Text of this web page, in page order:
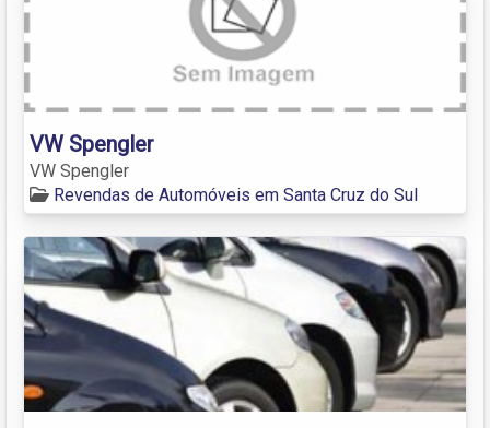
VW Spengler
VW Spengler
Revendas de Automóveis em Santa Cruz do Sul